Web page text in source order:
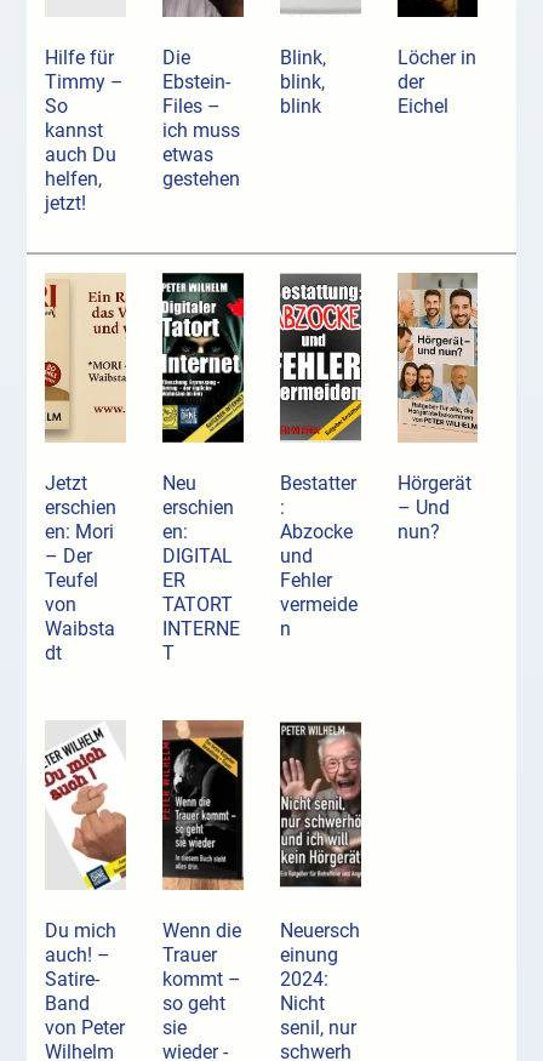
Hilfe für
Timmy –
So
kannst
auch Du
helfen,
jetzt!
Die
Ebstein-
Files –
ich muss
etwas
gestehen
Blink,
blink,
blink
Löcher in
der
Eichel
Jetzt
erschien
en: Mori
– Der
Teufel
von
Waibsta
dt
Neu
erschien
en:
DIGITAL
ER
TATORT
INTERNE
T
Bestatter
:
Abzocke
und
Fehler
vermeide
n
Hörgerät
– Und
nun?
Du mich
auch! –
Satire-
Band
von Peter
Wilhelm
Wenn die
Trauer
kommt –
so geht
sie
wieder -
Neuersch
einung
2024:
Nicht
senil, nur
schwerh